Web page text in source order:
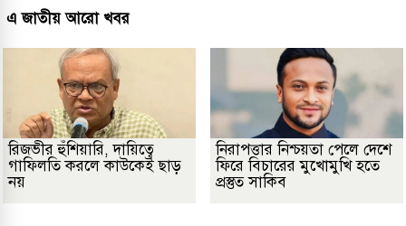
এ জাতীয় আরো খবর
রিজভীর হুঁশিয়ারি, দায়িত্বে
গাফিলতি করলে কাউকেই ছাড়
নয়
নিরাপত্তার নিশ্চয়তা পেলে দেশে
ফিরে বিচারের মুখোমুখি হতে
প্রস্তুত সাকিব